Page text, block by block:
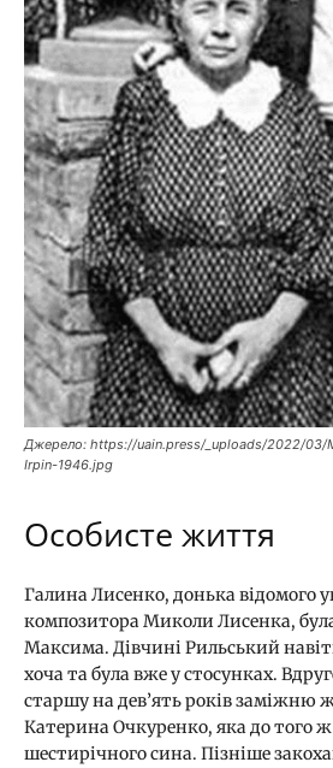
Джерело: https://uain.press/_uploads/2022/
Irpin-1946.jpg
Особисте життя
Галина Лисенко, донька відомого
композитора Миколи Лисенка,
Максима. Дівчині Рильський
хоча та була вже у стосунках.
старшу на дев’ять років заміжню
Катерина Очкуренко, яка до того
шестирічного сина. Пізніше